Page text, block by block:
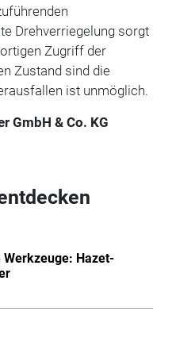
Drehverriegelung sorgt
Zugriff der
Zustand sind die
ist unmöglich.
GmbH & Co. KG
Hazet-